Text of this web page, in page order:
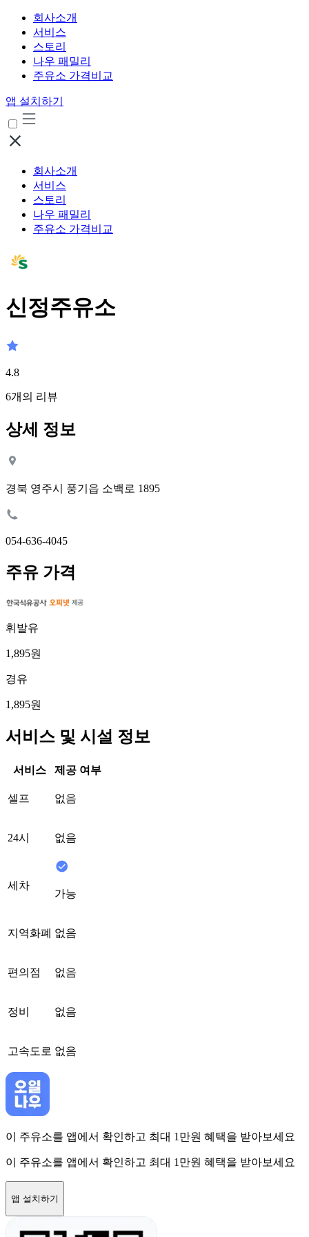
회사소개
서비스
스토리
나우 패밀리
주유소 가격비교
앱 설치하기
회사소개
서비스
스토리
나우 패밀리
주유소 가격비교
신정주유소
4.8
6개의 리뷰
상세 정보
경북 영주시 풍기읍 소백로 1895
054-636-4045
주유 가격
휘발유
1,895원
경유
1,895원
서비스 및 시설 정보
서비스 제공 여부
셀프 없음
24시 없음
세차
가능
지역화폐 없음
편의점 없음
정비 없음
고속도로 없음
이 주유소를 앱에서 확인하고 최대 1만원 혜택을 받아보세요
이 주유소를 앱에서 확인하고 최대 1만원 혜택을 받아보세요
앱 설치하기